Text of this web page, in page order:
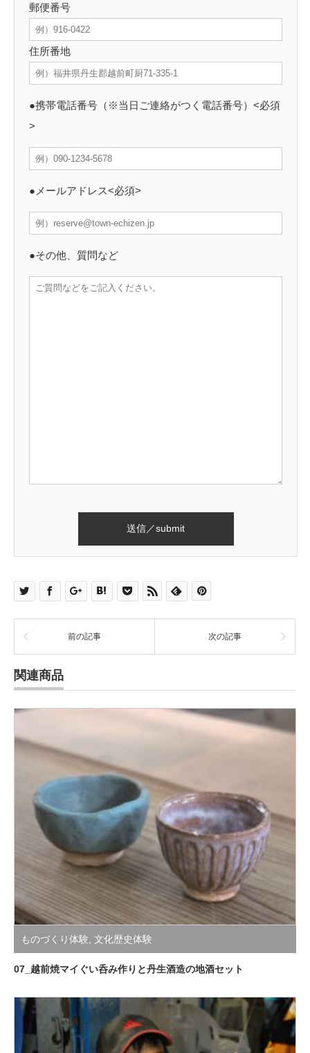
郵便番号
住所番地
●携帯電話番号（※当日ご連絡がつく電話番号）<必須
>
●メールアドレス<必須>
●その他、質問など
前の記事 次の記事
関連商品
ものづくり体験 文化歴史体験
07_越前焼マイぐい呑み作りと丹生酒造の地酒セット